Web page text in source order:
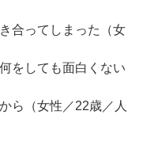
合ってしまった（女
をしても面白くない
ら（女性／22歳／人